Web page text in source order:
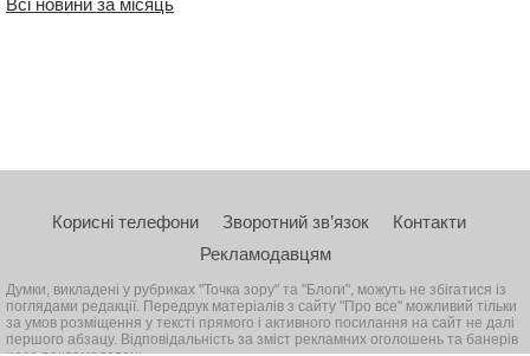
Всі новини за місяць
Корисні телефони Зворотний зв’язок
Контакти
Рекламодавцям
Думки, викладені у рубриках "Точка зору" та "Блоги", можуть не збігатися із
поглядами редакції. Передрук матеріалів з сайту "Про все" можливий тільки
за умов розміщення у тексті прямого і активного посилання на сайт не далі
першого абзацу. Відповідальність за зміст рекламних оголошень та банерів